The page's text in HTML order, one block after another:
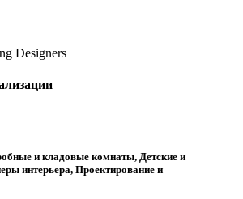
Designers
и кладовые комнаты, Детские и
интерьера, Проектирование и